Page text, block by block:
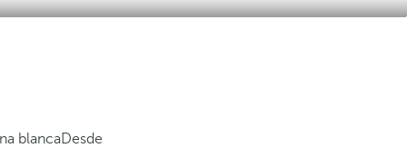
blancaDesde